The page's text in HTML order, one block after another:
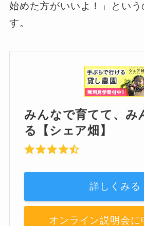
始めた方がいいよ！」とい
す。
みんなで育てて、み
る【シェア畑】
詳しくみる
オンライン説明会に